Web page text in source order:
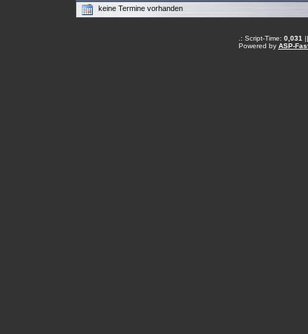
keine Termine vorhanden
.: Script-Time: 0,031
Powered by ASP-